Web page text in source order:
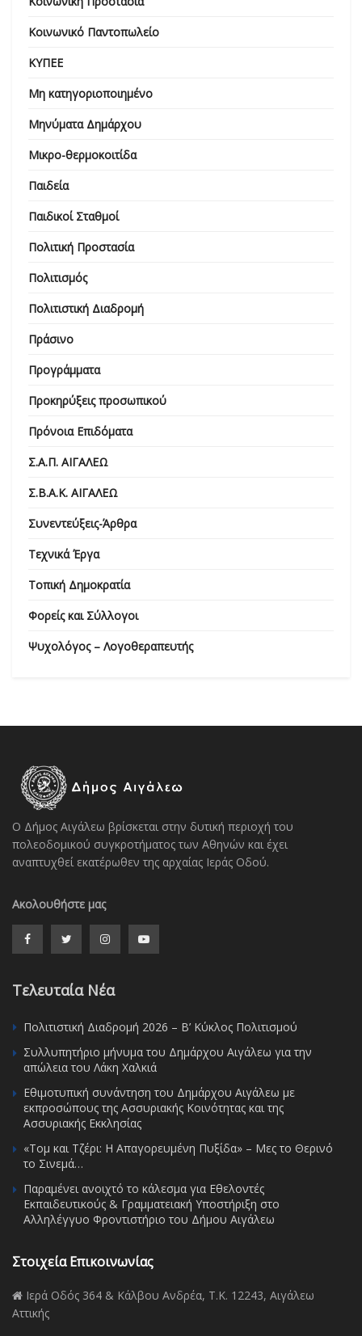
Κοινωνικό Παντοπωλείο
ΚΥΠΕΕ
Μη κατηγοριοποιημένο
Μηνύματα Δημάρχου
Μικρο-θερμοκοιτίδα
Παιδεία
Παιδικοί Σταθμοί
Πολιτική Προστασία
Πολιτισμός
Πολιτιστική Διαδρομή
Πράσινο
Προγράμματα
Προκηρύξεις προσωπικού
Πρόνοια Επιδόματα
Σ.Α.Π. ΑΙΓΑΛΕΩ
Σ.Β.Α.Κ. ΑΙΓΑΛΕΩ
Συνεντεύξεις-Άρθρα
Τεχνικά Έργα
Τοπική Δημοκρατία
Φορείς και Σύλλογοι
Ψυχολόγος – Λογοθεραπευτής
Ο Δήμος Αιγάλεω βρίσκεται στην δυτική περιοχή του
πολεοδομικού συγκροτήματος των Αθηνών και έχει
αναπτυχθεί εκατέρωθεν της αρχαίας Ιεράς Οδού.
Ακολουθήστε μας
Τελευταία Νέα
Πολιτιστική Διαδρομή 2026 – Β’ Κύκλος Πολιτισμού
Συλλυπητήριο μήνυμα του Δημάρχου Αιγάλεω για την
απώλεια του Λάκη Χαλκιά
Εθιμοτυπική συνάντηση του Δημάρχου Αιγάλεω με
εκπροσώπους της Ασσυριακής Κοινότητας και της
Ασσυριακής Εκκλησίας
«Τομ και Τζέρι: Η Απαγορευμένη Πυξίδα» – Μες το Θερινό
το Σινεμά…
Παραμένει ανοιχτό το κάλεσμα για Εθελοντές
Εκπαιδευτικούς & Γραμματειακή Υποστήριξη στο
Αλληλέγγυο Φροντιστήριο του Δήμου Αιγάλεω
Στοιχεία Επικοινωνίας
Ιερά Οδός 364 & Κάλβου Ανδρέα, Τ.Κ. 12243, Αιγάλεω
Αττικής